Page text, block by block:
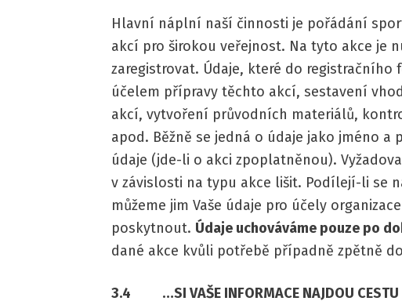
Hlavní náplní naší činnosti je pořádání
akcí pro širokou veřejnost. Na tyto akce je
zaregistrovat. Údaje, které do
účelem přípravy těchto akcí, sestavení
akcí, vytvoření průvodních materiálů,
apod. Běžně se jedná o údaje jako jméno
údaje (jde-li o akci zpoplatněnou).
v závislosti na typu akce lišit. Podílejí-li se
můžeme jim Vaše údaje pro účely
poskytnout. Údaje uchováváme pouze po
dané akce kvůli potřebě případně zpětně
3.4 …SI VAŠE INFORMACE NAJDOU CESTU